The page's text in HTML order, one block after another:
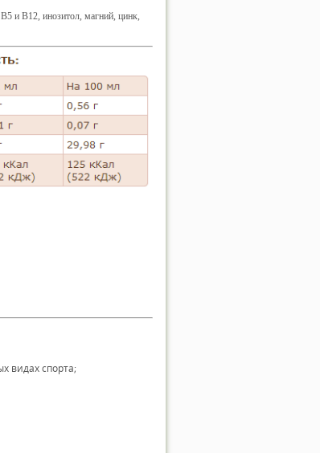
и B12, инозитол, магний, цинк,
видах спорта;